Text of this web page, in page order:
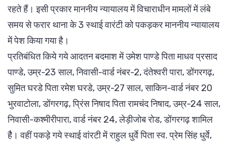
रहते हैं। इसी प्रकार माननीय न्यायालय में विचाराधीन मामलों में लंबे
समय से फरार थाना के 3 स्थाई वारंटी को पकड़कर माननीय न्यायालय
में पेश किया गया है।
प्रतिबंधित किये गये आदतन बदमाश में उमेश पाण्डे पिता माधव प्रसाद
पाण्डे, उम्र-23 साल, निवासी-वार्ड नंबर-2, दंतेश्वरी पारा, डोंगरगढ़,
सुमित घरडे पिता रमेश घरडे, उम्र-27 साल, साकिन-वार्ड नंबर 20
भुरवाटोला, डोंगरगढ़, प्रिंस निषाद पिता रामचंद निषाद, उम्र-24 साल,
निवासी-कश्मीरीपारा, वार्ड नंबर 24, लेड़ीजोब रोड, डोंगरगढ़ शामिल
हैै। वहीं पकड़े गये स्थाई वांरटी में राहुल धुर्वे पिता स्व. प्रेम सिंह धुर्वे,